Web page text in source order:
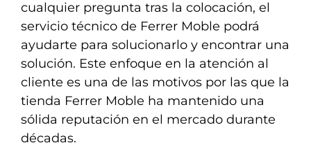
cualquier pregunta tras la colocación, el
servicio técnico de Ferrer Moble podrá
ayudarte para solucionarlo y encontrar una
solución. Este enfoque en la atención al
cliente es una de las motivos por las que la
tienda Ferrer Moble ha mantenido una
sólida reputación en el mercado durante
décadas.